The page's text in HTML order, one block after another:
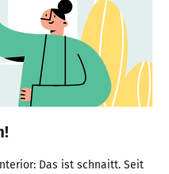
Das ist schnaitt. Seit